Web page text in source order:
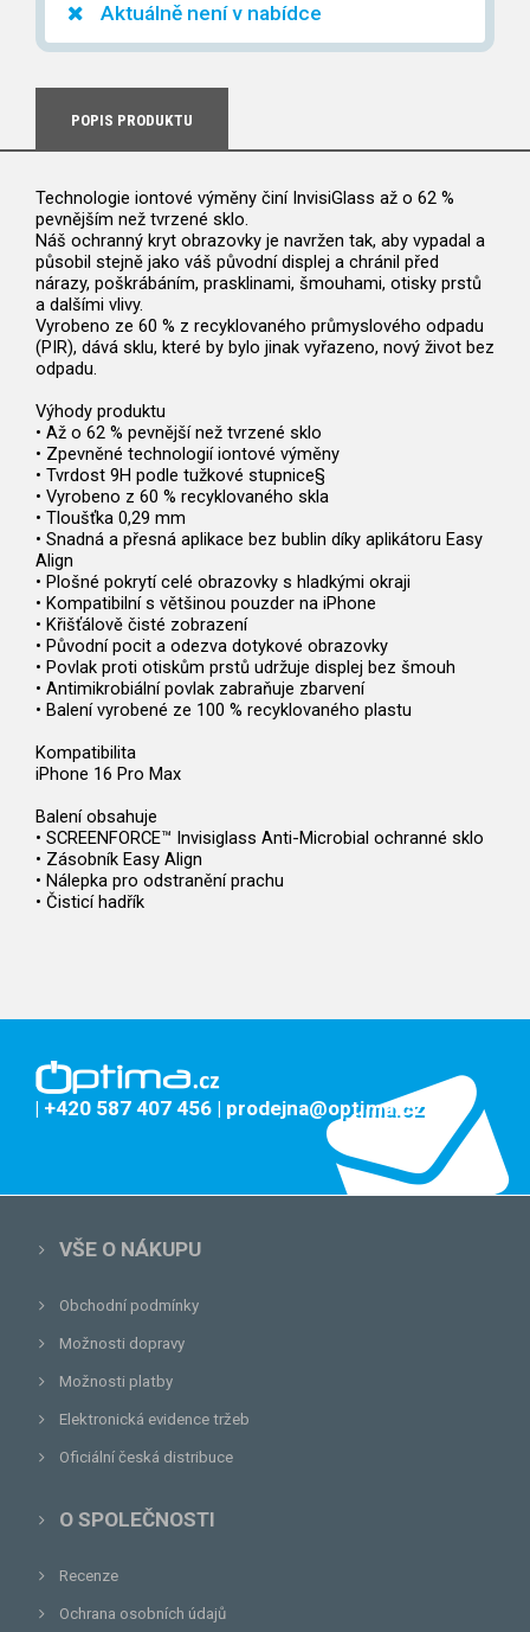
Aktuálně není v nabídce
POPIS PRODUKTU
Technologie iontové výměny činí InvisiGlass až o 62 %
pevnějším než tvrzené sklo.
Náš ochranný kryt obrazovky je navržen tak, aby vypadal a
působil stejně jako váš původní displej a chránil před
nárazy, poškrábáním, prasklinami, šmouhami, otisky prstů
a dalšími vlivy.
Vyrobeno ze 60 % z recyklovaného průmyslového odpadu
(PIR), dává sklu, které by bylo jinak vyřazeno, nový život bez
odpadu.
Výhody produktu
• Až o 62 % pevnější než tvrzené sklo
• Zpevněné technologií iontové výměny
• Tvrdost 9H podle tužkové stupnice§
• Vyrobeno z 60 % recyklovaného skla
• Tloušťka 0,29 mm
• Snadná a přesná aplikace bez bublin díky aplikátoru Easy
Align
• Plošné pokrytí celé obrazovky s hladkými okraji
• Kompatibilní s většinou pouzder na iPhone
• Křišťálově čisté zobrazení
• Původní pocit a odezva dotykové obrazovky
• Povlak proti otiskům prstů udržuje displej bez šmouh
• Antimikrobiální povlak zabraňuje zbarvení
• Balení vyrobené ze 100 % recyklovaného plastu
Kompatibilita
iPhone 16 Pro Max
Balení obsahuje
• SCREENFORCE™ Invisiglass Anti-Microbial ochranné sklo
• Zásobník Easy Align
• Nálepka pro odstranění prachu
• Čisticí hadřík
| +420 587 407 456 | prodejna@optima.cz
VŠE O NÁKUPU
Obchodní podmínky
Možnosti dopravy
Možnosti platby
Elektronická evidence tržeb
Oficiální česká distribuce
O SPOLEČNOSTI
Recenze
Ochrana osobních údajů